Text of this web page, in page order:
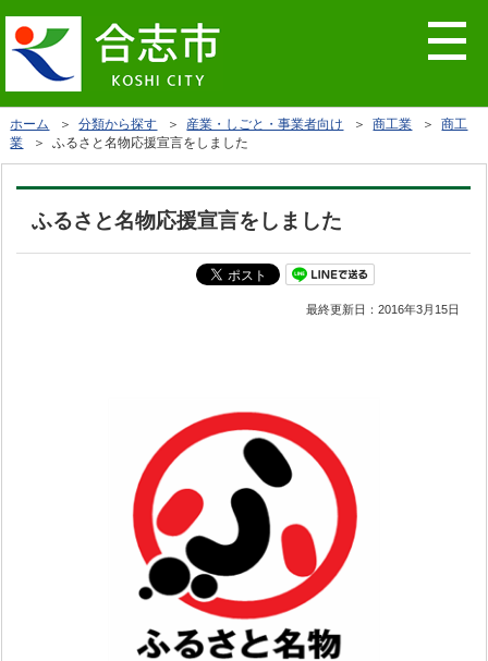
ホーム ＞分類から探す ＞ 産業・しごと・事業者向け ＞商工業 ＞商工
業 ＞ ふるさと名物応援宣言をしました
ふるさと名物応援宣言をしました
最終更新日：2016年3月15日